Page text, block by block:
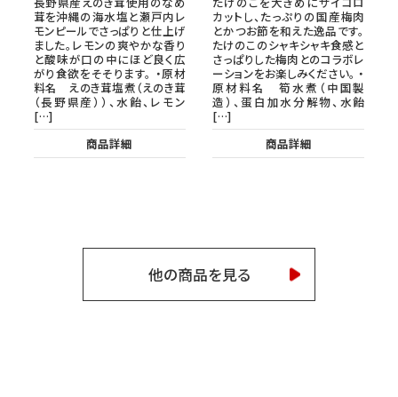
茸を沖縄の海水塩と瀬戸内レ
モンピールでさっぱりと仕上げ
ました。レモンの爽やかな香り
と酸味が口の中にほど良く広
がり食欲をそそります。 ・原材
料名 えのき茸塩煮（えのき茸
（長野県産））、水飴、レモン
[…]
商品詳細
カットし、たっぷりの国産梅肉
とかつお節を和えた逸品です。
たけのこのシャキシャキ食感と
さっぱりした梅肉とのコラボレ
ーションをお楽しみください。 ・
原材料名 筍水煮（中国製
造）、蛋白加水分解物、水飴
[…]
商品詳細
他の商品を見る